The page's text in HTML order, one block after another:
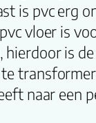
is pvc erg
vloer is
hierdoor is
naar een